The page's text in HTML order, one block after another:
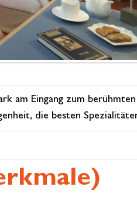
am Eingang zum
die besten